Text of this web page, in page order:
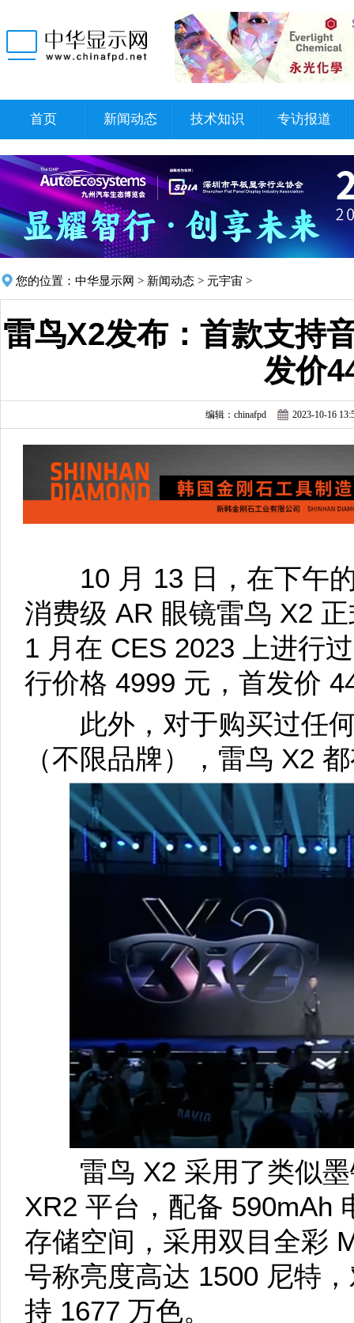
首页 新闻动态 技术知识 专访报道
您的位置： 中华显示网 > 新闻动态 > 元宇宙 >
雷鸟X2发布：首款支持
发价
编辑：chinafpd 2023-10-16
10 月 13 日，在下午的
消费级 AR 眼镜雷鸟 X2
1 月在 CES 2023 上进行
行价格 4999 元，首发价
此外，对于购买过任何
（不限品牌），雷鸟 X2
雷鸟 X2 采用了类似墨
XR2 平台，配备 590mAh
存储空间，采用双目全彩
号称亮度高达 1500 尼特
持 1677 万色。